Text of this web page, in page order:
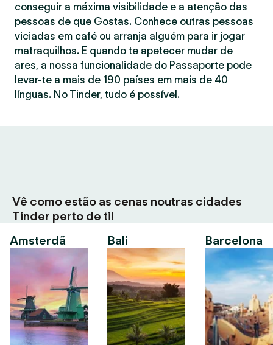
conseguir a máxima visibilidade e a atenção das
pessoas de que Gostas. Conhece outras pessoas
viciadas em café ou arranja alguém para ir jogar
matraquilhos. E quando te apetecer mudar de
ares, a nossa funcionalidade do Passaporte pode
levar-te a mais de 190 países em mais de 40
línguas. No Tinder, tudo é possível.
Vê como estão as cenas noutras cidades
Tinder perto de ti!
Amsterdã
Bali Barcelona